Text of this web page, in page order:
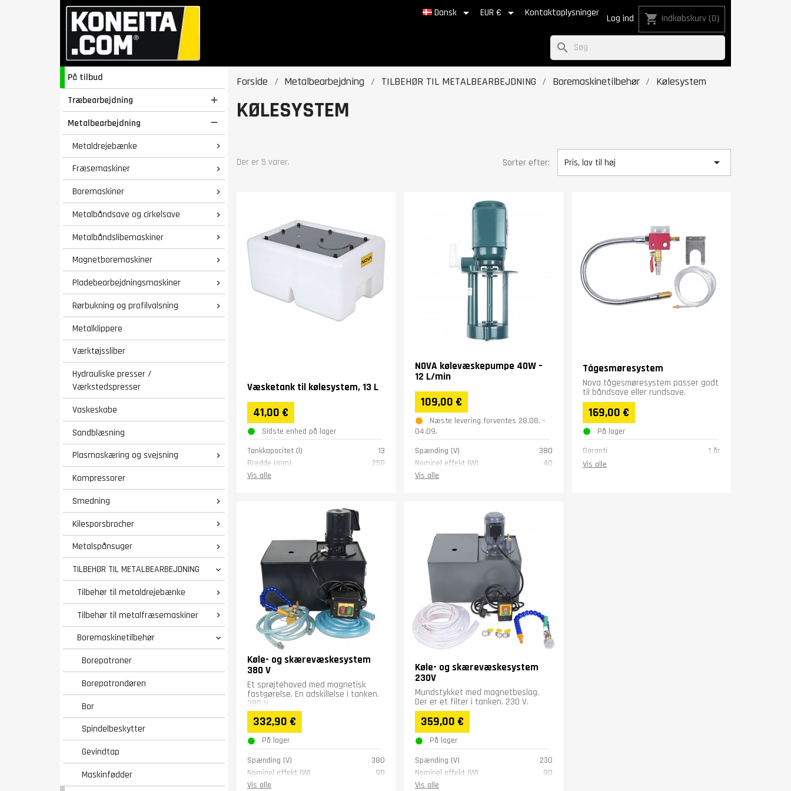
Dansk  EUR €  Kontaktoplysninger Log ind shopping_cart Indkøbskurv (0)
search
På tilbud
Træbearbejdning

Metalbearbejdning 
Metaldrejebænke 
Fræsemaskiner 
Boremaskiner 
Metalbåndsave og cirkelsave 
Metalbåndslibemaskiner 
Magnetboremaskiner 
Pladebearbejdningsmaskiner 
Rørbukning og profilvalsning 
Metalklippere
Værktøjssliber
Hydrauliske presser /
Værkstedspresser
Vaskeskabe
Sandblæsning
Plasmaskæring og svejsning

Kompressorer
Smedning

Kilesporsbrocher 
Metalspånsuger 
TILBEHØR TIL METALBEARBEJDNING 
Tilbehør til metaldrejebænke 
Tilbehør til metalfræsemaskiner 
Boremaskinetilbehør 
Borepatroner
Borepatrondøren
Bor
Spindelbeskytter
Gevindtap
Maskinfødder
Forside Metalbearbejdning TILBEHØR TIL METALBEARBEJDNING Boremaskinetilbehør Kølesystem
KØLESYSTEM
Der er 5 varer. Sorter efter: Pris, lav til høj 
Væsketank til kølesystem, 13 L
41,00 €
Sidste enhed på lager
Tankkapacitet (l)
13
Bredde (mm)
250
Længde (mm)
Vis alle
NOVA kølevæskepumpe 40W –
12 L/min
109,00 €
Næste levering forventes 28.08. -
04.09.
Spænding (V)
380
Nominel effekt (W)
40
Vægt (kg)
Vis alle
Tågesmøresystem
Nova tågesmøresystem passer godt
til båndsave eller rundsave.
169,00 €
På lager
Garanti
1 år
Vis alle
Køle- og skærevæskesystem
380 V
Et sprøjtehoved med magnetisk
fastgørelse. En adskillelse i tanken.
380 V .
332,90 €
På lager
Spænding (V)
380
Nominel effekt (W)
90
Tankkapacitet (l)
Vis alle
Køle- og skærevæskesystem
230V
Mundstykket med magnetbeslag.
Der er et filter i tanken. 230 V.
359,00 €
På lager
Spænding (V)
230
Nominel effekt (W)
90
Tankkapacitet (l)
Vis alle